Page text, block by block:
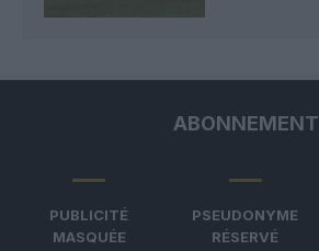
ABONNEMENT
PUBLICITÉ
MASQUÉE
PSEUDONYME
RÉSERVÉ